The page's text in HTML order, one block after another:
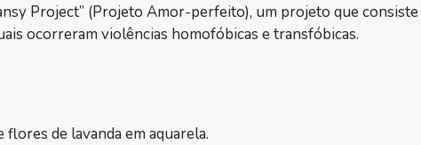
Project” (Projeto Amor-perfeito), um projeto que consiste
ocorreram violências homofóbicas e transfóbicas.